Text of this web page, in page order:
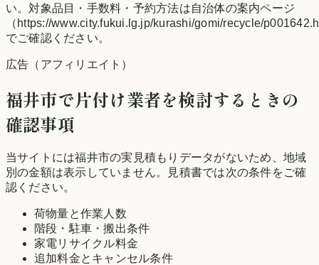
い。対象品目・手数料・予約方法は自治体の案内ページ
（https://www.city.fukui.lg.jp/kurashi/gomi/recycle/
でご確認ください。
広告（アフィリエイト）
福井市で片付け業者を検討するときの
確認事項
当サイトには福井市の実見積もりデータがないため、地域
別の金額は表示していません。見積書では次の条件をご確
認ください。
荷物量と作業人数
階段・駐車・搬出条件
家電リサイクル料金
追加料金とキャンセル条件